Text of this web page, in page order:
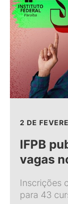
2 DE
IFPB
vagas
Inscrições
para 43